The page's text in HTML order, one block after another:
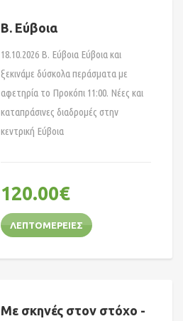
Β. Εύβοια
18.10.2026 B. Εύβοια Εύβοια και
ξεκινάμε δύσκολα περάσματα με
αφετηρία το Προκόπι 11:00. Νέες και
καταπράσινες διαδρομές στην
κεντρική Εύβοια
120.00€
ΛΕΠΤΟΜΈΡΕΙΕΣ
Με σκηνές στον στόχο -